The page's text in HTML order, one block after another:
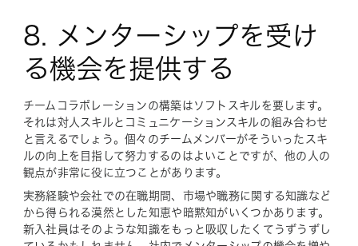
8. メンターシップを受け
る機会を提供する
チームコラボレーションの構築はソフトスキルを要します。
それは対人スキルとコミュニケーションスキルの組み合わせ
と言えるでしょう。個々のチームメンバーがそういったスキ
ルの向上を目指して努力するのはよいことですが、他の人の
観点が非常に役に立つことがあります。
実務経験や会社での在職期間、市場や職務に関する知識など
から得られる漠然とした知恵や暗黙知がいくつかあります。
新入社員はそのような知識をもっと吸収したくてうずうずし